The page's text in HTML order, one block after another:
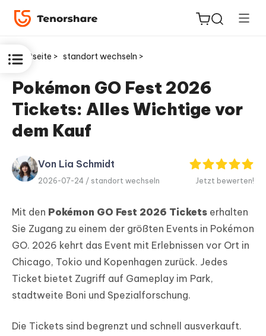
ReiBoot
for iOS
PDNob
PDF
Editor
Neu
iAnyGo
Startseite > standort wechseln >
Pokémon GO Fest 2026
Tickets: Alles Wichtige vor
dem Kauf
Von Lia Schmidt
2026-07-24 / standort wechseln Jetzt bewerten!
Mit den Pokémon GO Fest 2026 Tickets erhalten
Sie Zugang zu einem der größten Events in Pokémon
GO. 2026 kehrt das Event mit Erlebnissen vor Ort in
Chicago, Tokio und Kopenhagen zurück. Jedes
Ticket bietet Zugriff auf Gameplay im Park,
stadtweite Boni und Spezialforschung.
Die Tickets sind begrenzt und schnell ausverkauft.